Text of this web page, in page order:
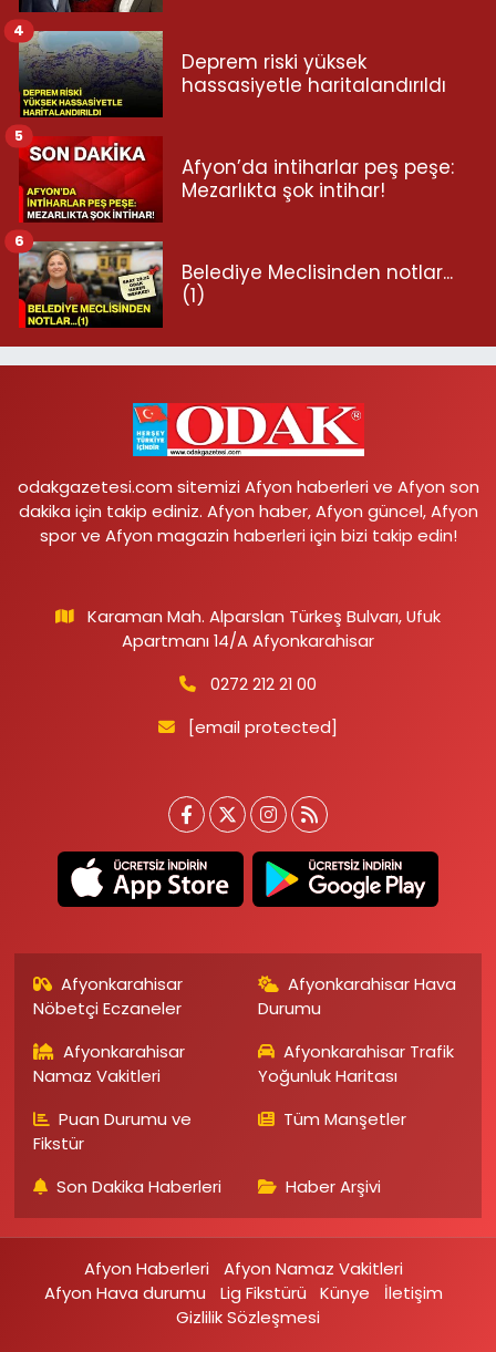
Deprem riski yüksek
hassasiyetle haritalandırıldı
4
Afyon’da intiharlar peş peşe:
Mezarlıkta şok intihar!
5
Belediye Meclisinden notlar...
(1)
6
odakgazetesi.com sitemizi Afyon haberleri ve Afyon son
dakika için takip ediniz. Afyon haber, Afyon güncel, Afyon
spor ve Afyon magazin haberleri için bizi takip edin!
Karaman Mah. Alparslan Türkeş Bulvarı, Ufuk
Apartmanı 14/A Afyonkarahisar
0272 212 21 00
[email protected]
Afyonkarahisar
Nöbetçi Eczaneler
Afyonkarahisar Hava
Durumu
Afyonkarahisar
Namaz Vakitleri
Afyonkarahisar Trafik
Yoğunluk Haritası
Puan Durumu ve
Fikstür
Tüm Manşetler
Son Dakika Haberleri Haber Arşivi
Afyon Haberleri
Afyon Namaz Vakitleri
Afyon Hava durumu
Lig Fikstürü Künye
İletişim
Gizlilik Sözleşmesi